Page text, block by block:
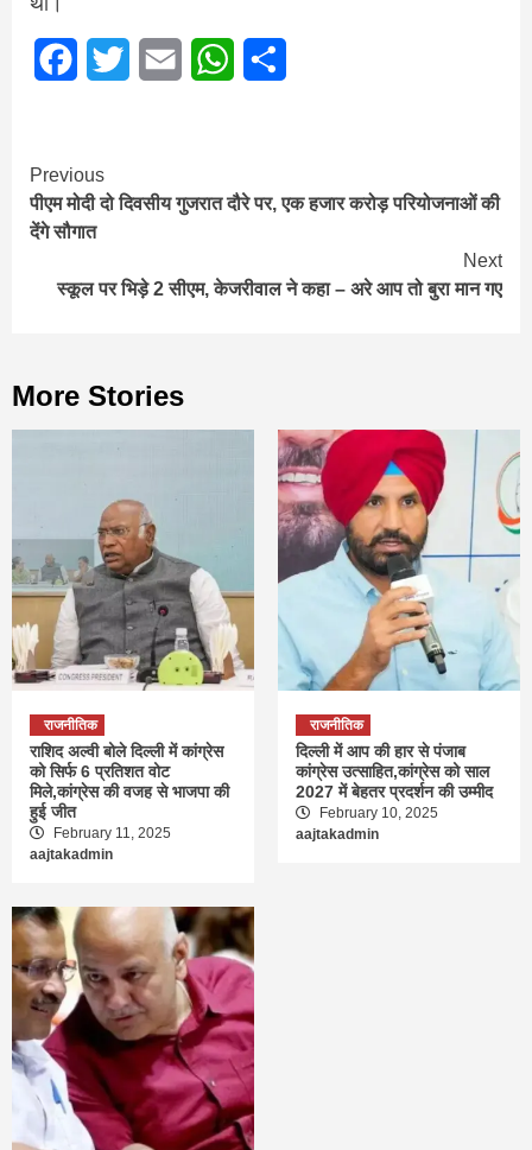
FacebookTwitter Email WhatsApp
Continue
Reading
Previous
पीएम मोदी दो दिवसीय गुजरात दौरे पर, एक हजार करोड़ परियोजनाओं की
देंगे सौगात
Next
स्कूल पर भिड़े 2 सीएम, केजरीवाल ने कहा – अरे आप तो बुरा मान गए
More Stories
राजनीतिक
राशिद अल्वी बोले दिल्ली में कांग्रेस
को सिर्फ 6 प्रतिशत वोट
मिले,कांग्रेस की वजह से भाजपा की
हुई जीत
February 11, 2025
aajtakadmin
राजनीतिक
दिल्ली में आप की हार से पंजाब
कांग्रेस उत्साहित,कांग्रेस को साल
2027 में बेहतर प्रदर्शन की उम्मीद
February 10, 2025
aajtakadmin